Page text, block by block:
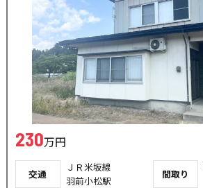
230万円
交通
ＪＲ米坂線
羽前小松駅
間取り